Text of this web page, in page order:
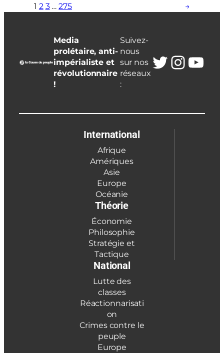
1 2 3 … 275 →
Media
prolétaire, anti-
impérialiste et
révolutionnaire
!
Suivez-
nous
sur nos
réseaux
:
Twitter
International
Afrique
Amériques
Asie
Europe
Océanie
Théorie
Économie
Philosophie
Stratégie et
Tactique
National
Lutte des
classes
Réactionnarisati
on
Crimes contre le
peuple
Europe